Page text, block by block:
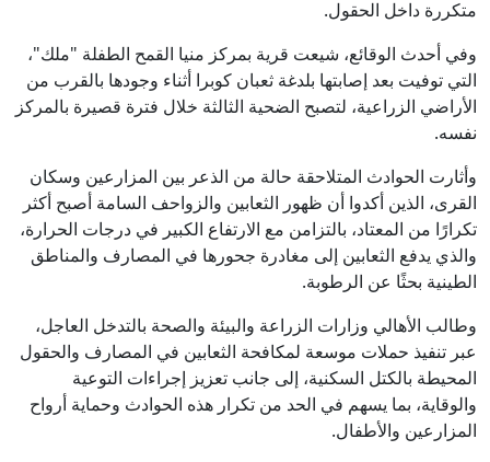
متكررة داخل الحقول.
وفي أحدث الوقائع، شيعت قرية بمركز منيا القمح الطفلة "ملك"،
التي توفيت بعد إصابتها بلدغة ثعبان كوبرا أثناء وجودها بالقرب من
الأراضي الزراعية، لتصبح الضحية الثالثة خلال فترة قصيرة بالمركز
نفسه.
وأثارت الحوادث المتلاحقة حالة من الذعر بين المزارعين وسكان
القرى، الذين أكدوا أن ظهور الثعابين والزواحف السامة أصبح أكثر
تكرارًا من المعتاد، بالتزامن مع الارتفاع الكبير في درجات الحرارة،
والذي يدفع الثعابين إلى مغادرة جحورها في المصارف والمناطق
الطينية بحثًا عن الرطوبة.
وطالب الأهالي وزارات الزراعة والبيئة والصحة بالتدخل العاجل،
عبر تنفيذ حملات موسعة لمكافحة الثعابين في المصارف والحقول
المحيطة بالكتل السكنية، إلى جانب تعزيز إجراءات التوعية
والوقاية، بما يسهم في الحد من تكرار هذه الحوادث وحماية أرواح
المزارعين والأطفال.